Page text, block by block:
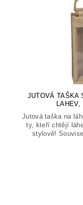
JUTOVÁ TAŠKA
LAHEV,
Jutová taška na
ty, kteří chtějí
stylově!